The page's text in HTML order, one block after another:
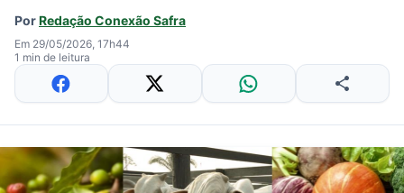
PorRedação Conexão Safra
Em 29/05/2026, 17h44
1 min de leitura